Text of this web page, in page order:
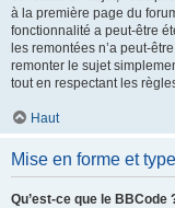
à la première page du
fonctionnalité a peut-être
les remontées n’a peut-
remonter le sujet
tout en respectant les
Haut
Mise en forme et
Qu’est-ce que le BBCode